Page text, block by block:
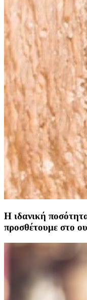
Η ιδανική
προσθέτουμε στο